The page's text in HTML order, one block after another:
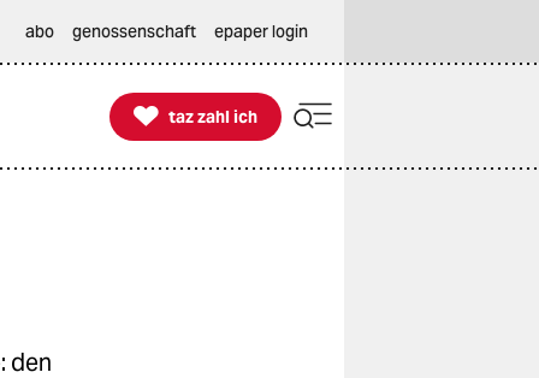
abo genossenschaft epaper login

taz zahl ich
taz zahl ich
den